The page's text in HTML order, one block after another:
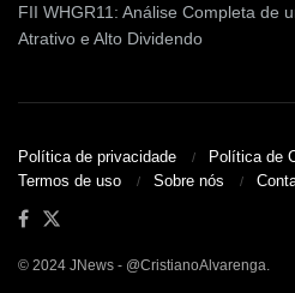
FII WHGR11: Análise Completa de
Atrativo e Alto Dividendo
Política de privacidade
Política de
Termos de uso
Sobre nós
© 2024 JNews - @CristianoAlvarenga.